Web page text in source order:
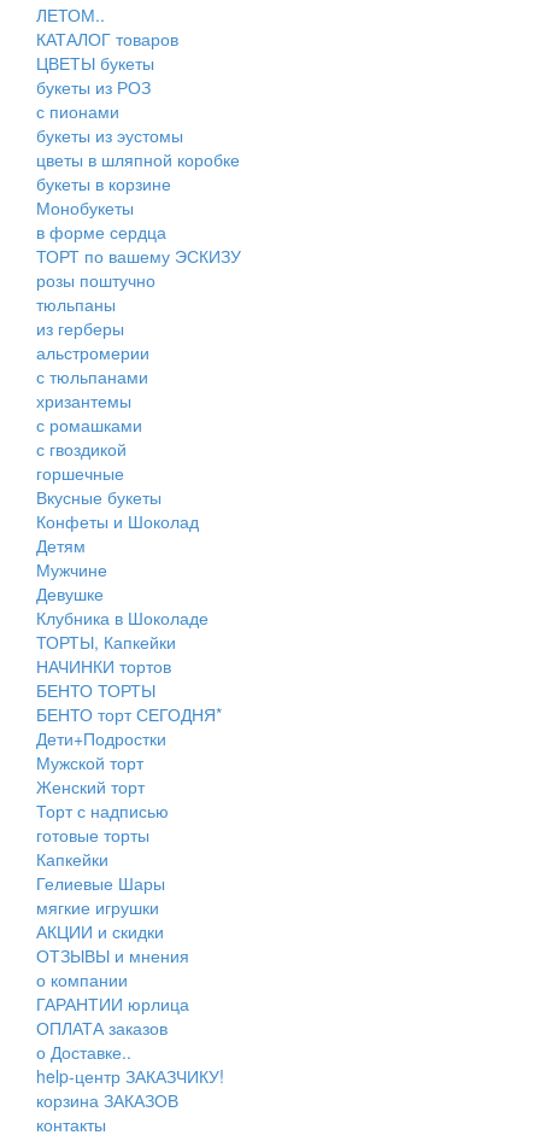
ЛЕТОМ..
КАТАЛОГ товаров
ЦВЕТЫ букеты
букеты из РОЗ
с пионами
букеты из эустомы
цветы в шляпной коробке
букеты в корзине
Монобукеты
в форме сердца
ТОРТ по вашему ЭСКИЗУ
розы поштучно
тюльпаны
из герберы
альстромерии
с тюльпанами
хризантемы
с ромашками
с гвоздикой
горшечные
Вкусные букеты
Конфеты и Шоколад
Детям
Мужчине
Девушке
Клубника в Шоколаде
ТОРТЫ, Капкейки
НАЧИНКИ тортов
БЕНТО ТОРТЫ
БЕНТО торт СЕГОДНЯ*
Дети+Подростки
Мужской торт
Женский торт
Торт с надписью
готовые торты
Капкейки
Гелиевые Шары
мягкие игрушки
АКЦИИ и скидки
ОТЗЫВЫ и мнения
о компании
ГАРАНТИИ юрлица
ОПЛАТА заказов
о Доставке..
help-центр ЗАКАЗЧИКУ!
корзина ЗАКАЗОВ
контакты